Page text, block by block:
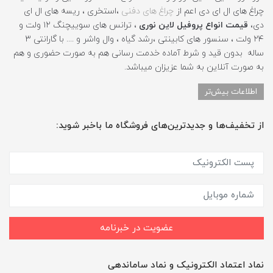
چراغ های ال ای دی اعم از چراغ های دفنی ،استخری ، ریسه های ال ای
دی، قیمت انواع پروفیل لاین نوری
، ترانس های سوییچنگ ۱۲ ولت و
۲۴ ولت ، سنسور های کابینتی ،رشد گیاه ، وال واشر و .... با گارانتی ۳
ساله بدون قید و شرط آماده خدمت رسانی هم به صورت حضوری و هم
به صورت آنلاین به شما عزیزان میباشد.
اطلاعات بیش‌تر
از تخفیف‌ها و جدیدترین‌های فروشگاه ما باخبر شوید:
عضویت در خبرنامه
نماد اعتماد الکترونیک و نماد ساماندهی